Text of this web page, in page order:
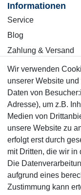
Informationen
Service
Blog
Zahlung & Versand
Sicher einkaufen
Mitglied
Wir verwenden
unserer Website
Daten von
Adresse), um z.B.
Medien von
unsere Website zu
erfolgt erst durch
mit Dritten, die wir
Die
aufgrund eines
Zustimmung kann